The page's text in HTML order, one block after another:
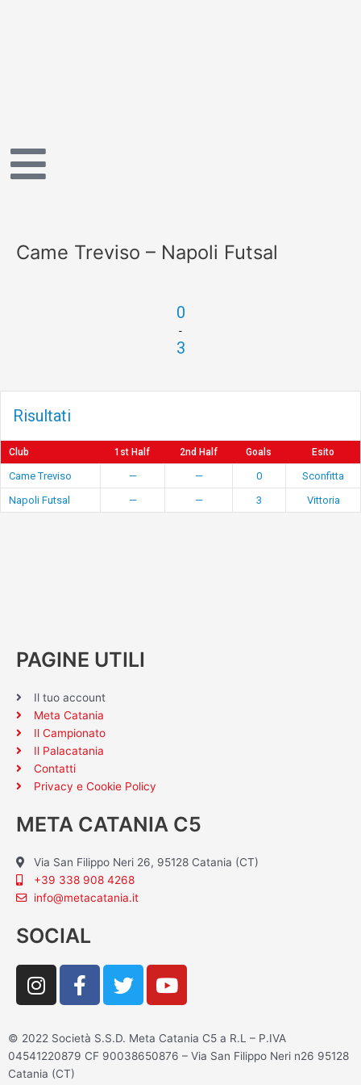
Came Treviso – Napoli Futsal
0
-
3
Risultati
Club 1st Half 2nd Half Goals Esito
Came Treviso — — 0
Sconfitta
Napoli Futsal
— — 3 Vittoria
PAGINE UTILI
Il tuo account
Meta Catania
Il Campionato
Il Palacatania
Contatti
Privacy e Cookie Policy
META CATANIA C5
Via San Filippo Neri 26, 95128 Catania (CT)
+39 338 908 4268
info@metacatania.it
SOCIAL
I
n
t
a
g
F
a
e
b
T
w
t
t
Y
o
t
u
© 2022 Società S.S.D. Meta Catania C5 a R.L – P.IVA
04541220879 CF 90038650876 – Via San Filippo Neri n26 95128
Catania (CT)